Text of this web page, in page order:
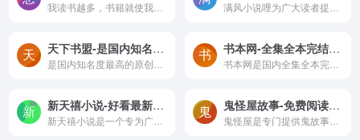
天下书盟-是国内知名度最高的原创小说阅读网站,提供最新更新好看的言情小说、玄幻小说、都市小说在线阅读,以及读者喜欢的小说排行榜前十名和各类精品小说专题,阅读正版原创小说尽在天下书盟！ 书本网-全集全本完结TXT电子书免费下载,免费看完结电子书
新天禧小说-好看最新小说在线免费阅读 鬼怪屋故事-免费阅读短篇鬼故事,长篇鬼故事,校园鬼故事,真实灵异事件,鬼故事大全每日更新